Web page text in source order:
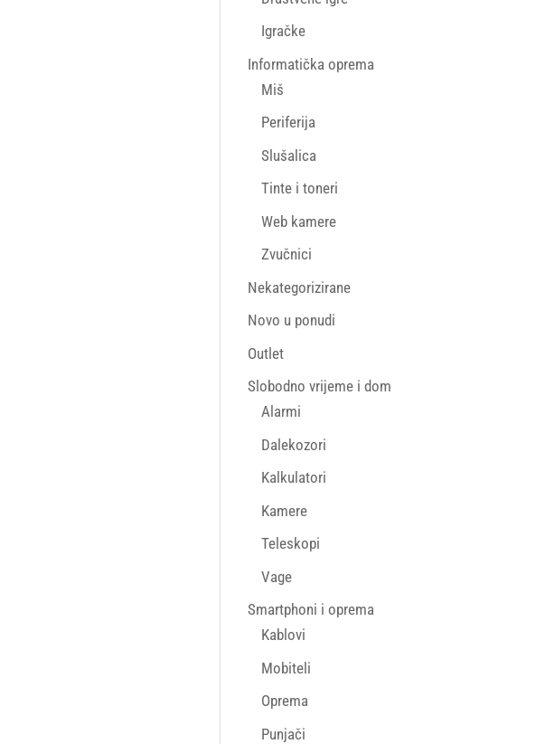
Igračke
Informatička oprema
Miš
Periferija
Slušalica
Tinte i toneri
Web kamere
Zvučnici
Nekategorizirane
Novo u ponudi
Outlet
Slobodno vrijeme i dom
Alarmi
Dalekozori
Kalkulatori
Kamere
Teleskopi
Vage
Smartphoni i oprema
Kablovi
Mobiteli
Oprema
Punjači